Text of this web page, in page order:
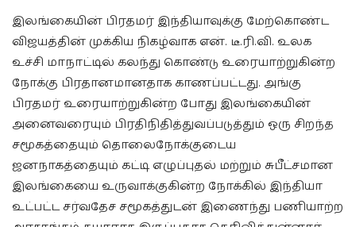
இலங்கையின் பிரதமர் இந்தியாவுக்கு மேற்கொண்ட
விஜயத்தின் முக்கிய நிகழ்வாக என். டீ.ரி.வி. உலக
உச்சி மாநாட்டில் கலந்து கொண்டு உரையாற்றுகின்ற
நோக்கு பிரதானமானதாக காணப்பட்டது. அங்கு
பிரதமர் உரையாற்றுகின்ற போது இலங்கையின்
அனைவரையும் பிரதிநிதித்துவப்படுத்தும் ஒரு சிறந்த
சமூகத்தையும் தொலைநோக்குடைய
ஜனநாகத்தையும் கட்டி எழுப்புதல் மற்றும் சுபீட்சமான
இலங்கையை உருவாக்குகின்ற நோக்கில் இந்தியா
உட்பட்ட சர்வதேச சமூகத்துடன் இணைந்து பணியாற்ற